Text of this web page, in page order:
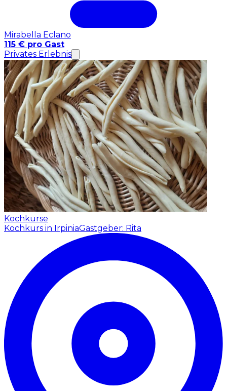
Mirabella Eclano
115 € pro Gast
Privates Erlebnis
Kochkurse
Kochkurs in IrpiniaGastgeber: Rita